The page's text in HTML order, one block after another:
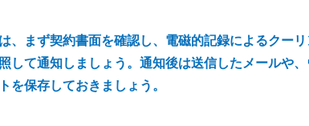
、まず契約書面を確認し、電磁的記録によるクー
して通知しましょう。通知後は送信したメールや
を保存しておきましょう。